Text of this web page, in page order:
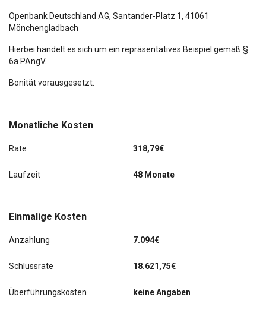
Standheizung
Verglasung hinten abgedunkelt (Privacyverglasung)
Monatliche Kosten
Rate 318,79€
Laufzeit 48 Monate
Einmalige Kosten
Anzahlung 7.094€
Schlussrate 18.621,75€
Überführungskosten keine Angaben
Openbank Deutschland AG, Santander-Platz 1, 41061
Mönchengladbach
Hierbei handelt es sich um ein repräsentatives Beispiel gemäß §
6a PAngV.
Bonität vorausgesetzt.